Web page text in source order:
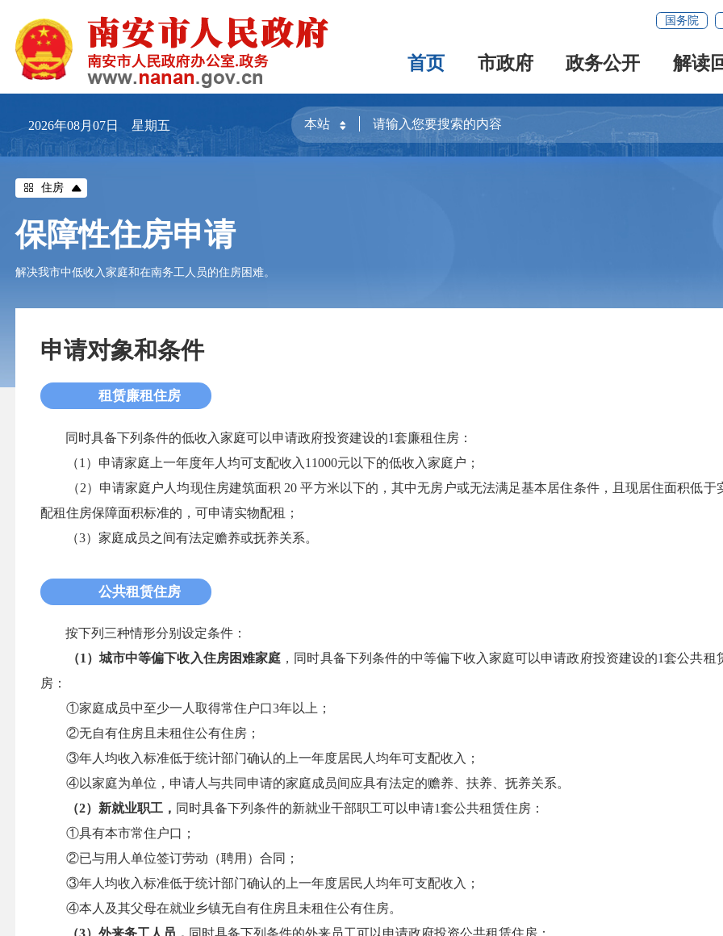
国务院
首页 市政府 政务公开 解读
2026年08月07日 星期五
住房
保障性住房申请
解决我市中低收入家庭和在南务工人员的住房困难。
申请对象和条件
租赁廉租住房
同时具备下列条件的低收入家庭可以申请政府投资建设的1套廉租住房：
（1）申请家庭上一年度年人均可支配收入11000元以下的低收入家庭户；
（2）申请家庭户人均现住房建筑面积 20 平方米以下的，其中无房户或无法满足基本居住条件，且现居住面积低于
配租住房保障面积标准的，可申请实物配租；
（3）家庭成员之间有法定赡养或抚养关系。
公共租赁住房
按下列三种情形分别设定条件：
（1）城市中等偏下收入住房困难家庭 ，同时具备下列条件的中等偏下收入家庭可以申请政府投资建设的1套公共租
房：
①家庭成员中至少一人取得常住户口3年以上；
②无自有住房且未租住公有住房；
③年人均收入标准低于统计部门确认的上一年度居民人均年可支配收入；
④以家庭为单位，申请人与共同申请的家庭成员间应具有法定的赡养、扶养、抚养关系。
（2）新就业职工， 同时具备下列条件的新就业干部职工可以申请1套公共租赁住房：
①具有本市常住户口；
②已与用人单位签订劳动（聘用）合同；
③年人均收入标准低于统计部门确认的上一年度居民人均年可支配收入；
④本人及其父母在就业乡镇无自有住房且未租住公有住房。
（3）外来务工人员， 同时具备下列条件的外来员工可以申请政府投资公共租赁住房：